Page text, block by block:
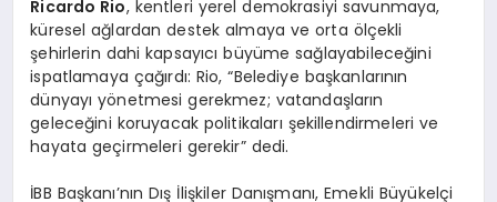
Ricardo Rio, kentleri yerel demokrasiyi savunmaya,
küresel ağlardan destek almaya ve orta ölçekli
şehirlerin dahi kapsayıcı büyüme sağlayabileceğini
ispatlamaya çağırdı: Rio, “Belediye başkanlarının
dünyayı yönetmesi gerekmez; vatandaşların
geleceğini koruyacak politikaları şekillendirmeleri ve
hayata geçirmeleri gerekir” dedi.
İBB Başkanı’nın Dış İlişkiler Danışmanı, Emekli Büyükelçi